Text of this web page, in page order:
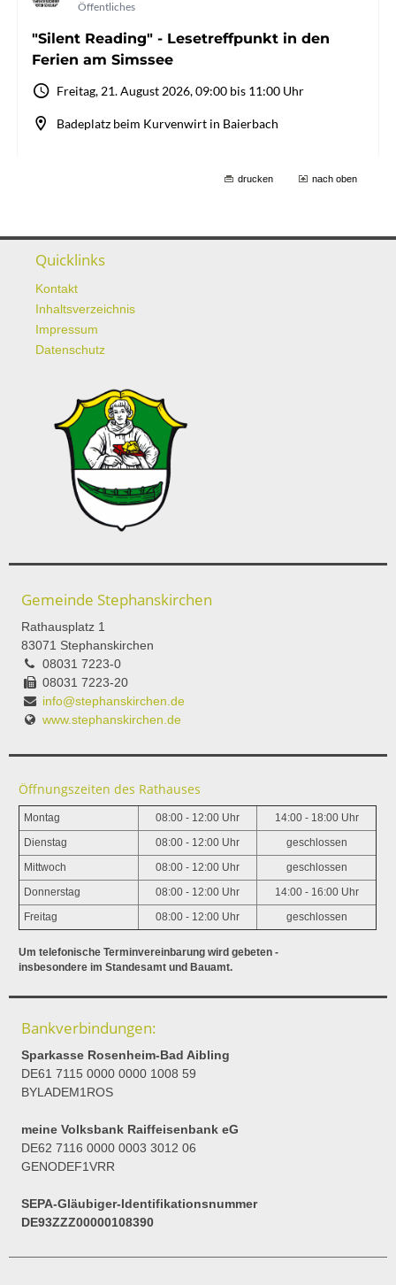
drucken nach oben
Quicklinks
Kontakt
Inhaltsverzeichnis
Impressum
Datenschutz
Gemeinde Stephanskirchen
Rathausplatz 1
83071 Stephanskirchen
08031 7223-0
08031 7223-20
info@stephanskirchen.de
www.stephanskirchen.de
Öffnungszeiten des Rathauses
Montag 08:00 - 12:00 Uhr 14:00 - 18:00 Uhr
Dienstag 08:00 - 12:00 Uhr geschlossen
Mittwoch 08:00 - 12:00 Uhr geschlossen
Donnerstag 08:00 - 12:00 Uhr 14:00 - 16:00 Uhr
Freitag 08:00 - 12:00 Uhr geschlossen
Um telefonische Terminvereinbarung wird gebeten -
insbesondere im Standesamt und Bauamt.
Bankverbindungen:
Sparkasse Rosenheim-Bad Aibling
DE61 7115 0000 0000 1008 59
BYLADEM1ROS
meine Volksbank Raiffeisenbank eG
DE62 7116 0000 0003 3012 06
GENODEF1VRR
SEPA-Gläubiger-Identifikationsnummer
DE93ZZZ00000108390